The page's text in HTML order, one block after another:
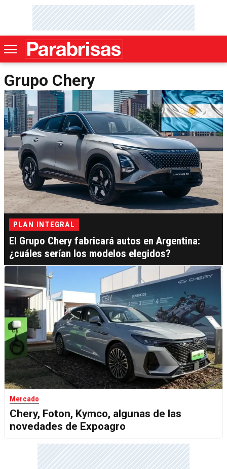
Grupo Chery
PLAN INTEGRAL
El Grupo Chery fabricará autos en Argentina:
¿cuáles serían los modelos elegidos?
Mercado
Chery, Foton, Kymco, algunas de las
novedades de Expoagro